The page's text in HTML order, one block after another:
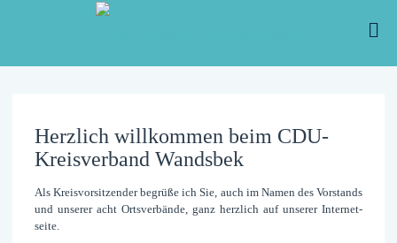
Herzlich willkommen beim CDU-
Kreisverband Wandsbek
Als Kreisvorsitzender begrüße ich Sie, auch im Namen des Vor­stands
und unserer acht Orts­verbände, ganz herz­lich auf unserer Internet­
seite.